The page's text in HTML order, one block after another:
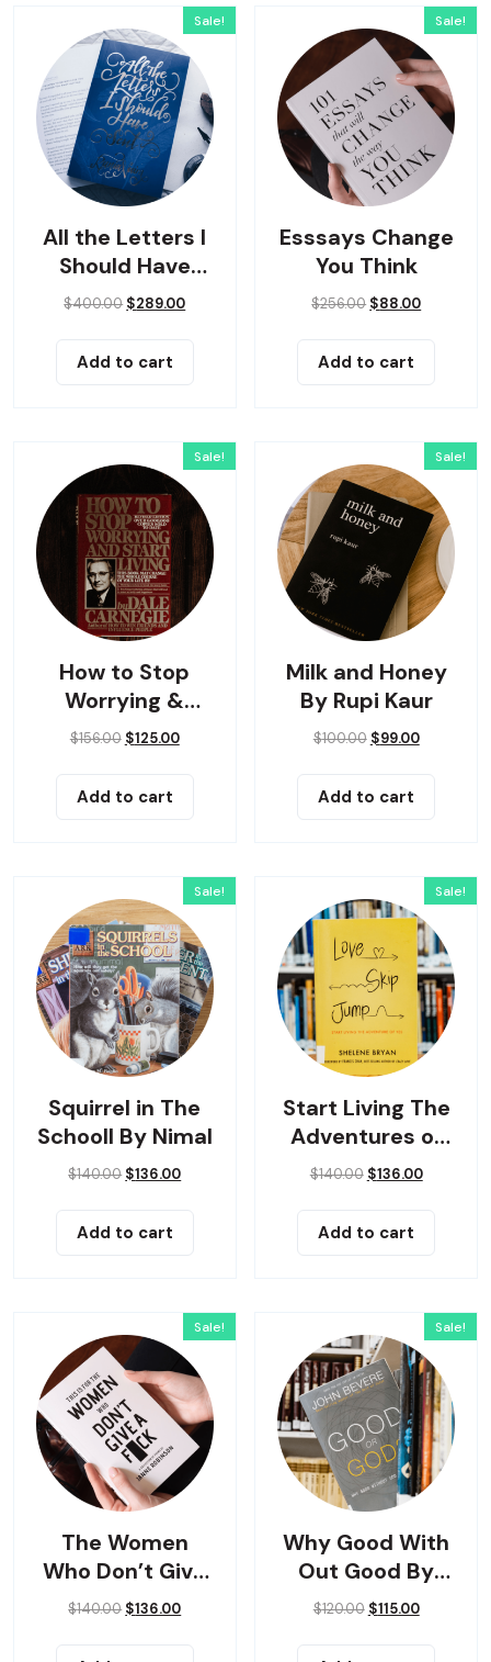
Sale!
All the Letters I
Should Have
Sent
$400.00 $289.00
Add to cart
Sale!
Esssays Change
You Think
$256.00 $88.00
Add to cart
Sale!
How to Stop
Worrying &
Living
$156.00 $125.00
Add to cart
Sale!
Milk and Honey
By Rupi Kaur
$100.00 $99.00
Add to cart
Sale!
Squirrel in The
Schooll By Nimal
$140.00 $136.00
Add to cart
Sale!
Start Living The
Adventures of
Yes
$140.00 $136.00
Add to cart
Sale!
The Women
Who Don’t Give
Up
$140.00 $136.00
Sale!
Why Good With
Out Good By
John Bevere
$120.00 $115.00